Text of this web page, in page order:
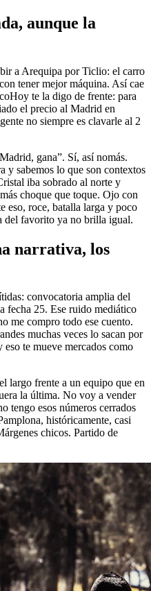
aunque la
a Arequipa por Ticlio: el carro
tener mejor máquina. Así cae
te la digo de frente: para
el precio al Madrid en
no siempre es clavarle al 2
gana”. Sí, así nomás.
y sabemos lo que son contextos
iba sobrado al norte y
choque que toque. Ojo con
eso, roce, batalla larga y poco
del favorito ya no brilla igual.
narrativa, los
convocatoria amplia del
fecha 25. Ese ruido mediático
me compro todo ese cuento.
muchas veces lo sacan por
te mueve mercados como
largo frente a un equipo que en
la última. No voy a vender
tengo esos números cerrados
históricamente, casi
chicos. Partido de